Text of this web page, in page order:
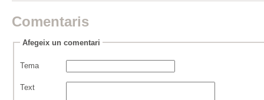
Comentaris
Afegeix un comentari
Tema
Text